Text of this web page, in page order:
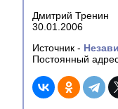
Дмитрий Тренин
30.01.2006
Источник -
Постоянный